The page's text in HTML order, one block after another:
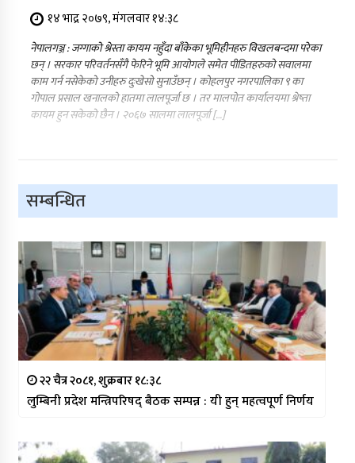
१४ भाद्र २०७९, मंगलवार १४:३८
नेपालगञ्ज : जग्गाको श्रेस्ता कायम नहुँदा बाँकेका भूमिहीनहरु विखलबन्दमा परेका
छन् । सरकार परिवर्तनसँगै फेरिने भूमि आयोगले समेत पीडितहरुको सवालमा
काम गर्न नसेकेको उनीहरु दुःखेसो सुनाउँछन् । कोहलपुर नगरपालिका ९ का
गोपाल प्रसाल खनालको हातमा लालपूर्जा छ । तर मालपोत कार्यालयमा श्रेष्ता
कायम हुन सकेको छैन । २०६७ सालमा लालपूर्जा […]
सम्बन्धित
२२ चैत्र २०८१, शुक्रबार १८:३८
लुम्बिनी प्रदेश मन्त्रिपरिषद् बैठक सम्पन्न : यी हुन् महत्वपूर्ण निर्णय